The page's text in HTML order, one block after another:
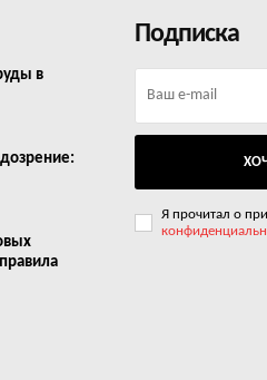
в
Подписка
Я прочитал о